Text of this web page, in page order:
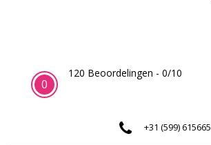
0
120 Beoordelingen - 0/10
+31 (599) 615665